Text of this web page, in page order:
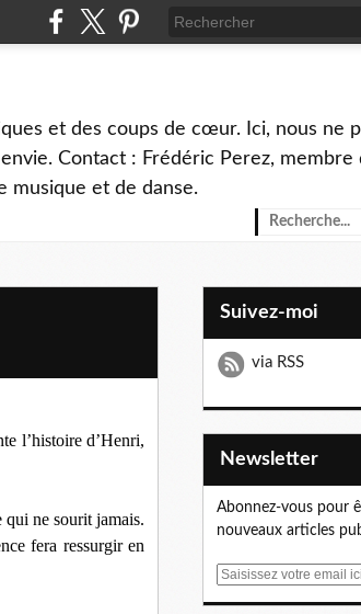
et des coups de cœur. Ici, nous ne
Contact : Frédéric Perez, membre
musique et de danse.
l’histoire d’Henri,
qui ne sourit jamais.
fera ressurgir en
Suivez-moi
via RSS
Newsletter
Abonnez-vous pour
nouveaux articles
E